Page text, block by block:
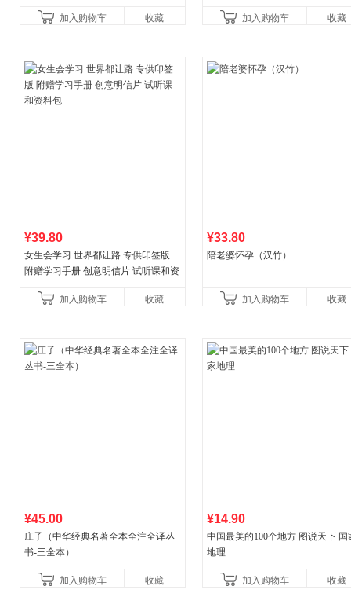
权益
加入购物车 收藏 加入购物车 收藏
¥39.80
女生会学习 世界都让路 专供印签版
附赠学习手册 创意明信片 试听课和资
加入购物车
收藏
¥33.80
陪老婆怀孕（汉竹）
加入购物车 收藏
¥45.00
庄子（中华经典名著全本全注全译丛
书-三全本）
加入购物车 收藏
¥14.90
中国最美的100个地方 图说天下 国
地理
加入购物车 收藏